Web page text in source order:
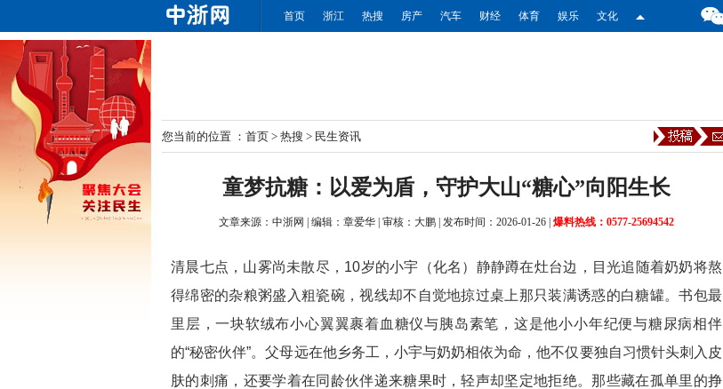
首页 浙江 热搜 房产 汽车 财经 体育 娱乐 文化
您当前的位置 ： 首页 > 热搜 > 民生资讯
童梦抗糖：以爱为盾，守护大山“糖心”向阳生长
文章来源： 中浙网 编辑： 章爱华 审核：大鹏 发布时间：2026-01-26 爆料热线：0577-25694542
清晨七点，山雾尚未散尽，10岁的小宇（化名）静静蹲在灶台边，目光追随着奶奶将熬
得绵密的杂粮粥盛入粗瓷碗，视线却不自觉地掠过桌上那只装满诱惑的白糖罐。书包最
里层，一块软绒布小心翼翼裹着血糖仪与胰岛素笔，这是他小小年纪便与糖尿病相伴
的“秘密伙伴”。父母远在他乡务工，小宇与奶奶相依为命，他不仅要独自习惯针头刺入皮
肤的刺痛，还要学着在同龄伙伴递来糖果时，轻声却坚定地拒绝。那些藏在孤单里的挣